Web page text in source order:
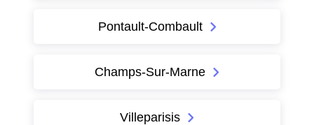
Pontault-Combault
Champs-Sur-Marne
Villeparisis